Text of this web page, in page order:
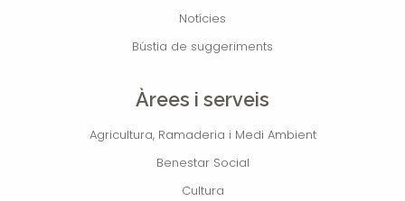
Notícies
Bústia de suggeriments
Àrees i serveis
Agricultura, Ramaderia i Medi Ambient
Benestar Social
Cultura